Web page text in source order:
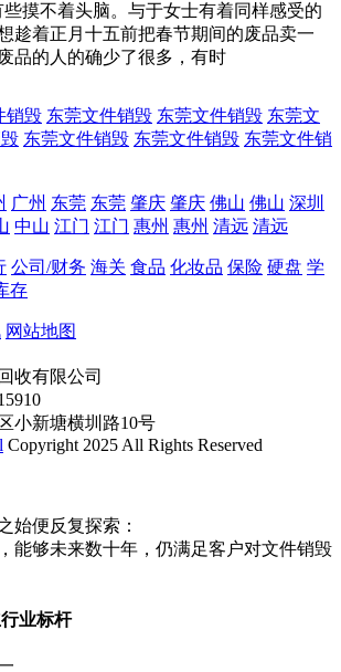
摸不着头脑。与于女士有着同样感受的
趁着正月十五前把春节期间的废品卖一
品的人的确少了很多，有时
销毁 东莞文件销毁 东莞文件销毁 东莞文
东莞文件销毁 东莞文件销毁 东莞文件销
广州 东莞 东莞 肇庆 肇庆 佛山 佛山 深圳
中山 江门 江门 惠州 惠州 清远 清远
公司/财务 海关 食品 化妆品 保险 硬盘 学
存
网站地图
收有限公司
小新塘横圳路10号
Copyright 2025 All Rights Reserved
始便反复探索：
能够未来数十年，仍满足客户对文件销毁
业标杆